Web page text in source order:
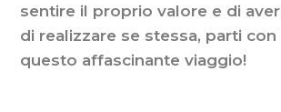
sentire il proprio valore e di
di realizzare se stessa, parti
questo affascinante viaggio!